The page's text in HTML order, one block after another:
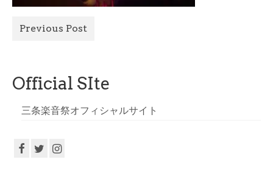
Previous Post
Official SIte
三条楽音祭オフィシャルサイト